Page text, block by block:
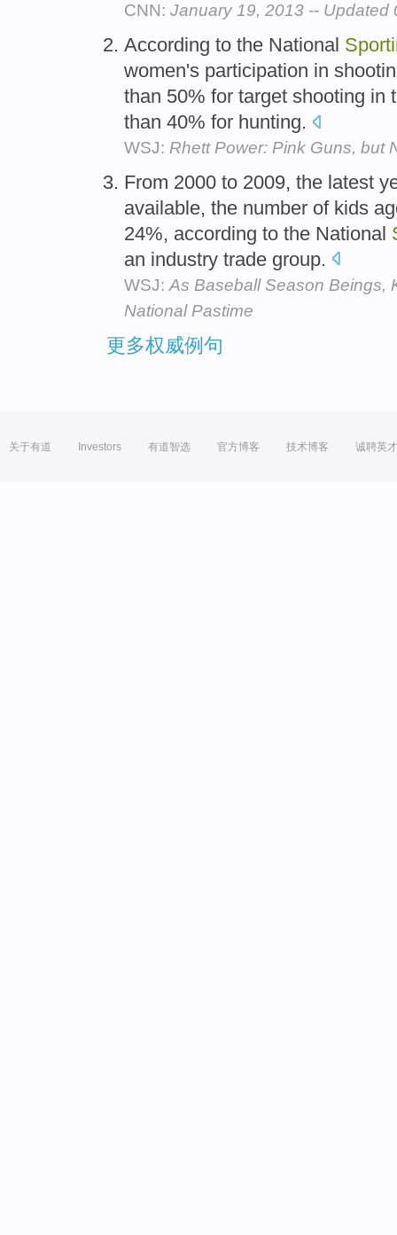
CNN: January 19, 2013 -- Updated
According to the National
women's participation in
than 50% for target shooting in
than 40% for hunting.
WSJ: Rhett Power: Pink Guns, but
From 2000 to 2009, the latest
available, the number of kids
24%, according to the National
an industry trade group.
WSJ: As Baseball Season Beings,
National Pastime
更多权威例句
关于有道 Investors 有道智选 官方博客 技术博客 诚聘英才